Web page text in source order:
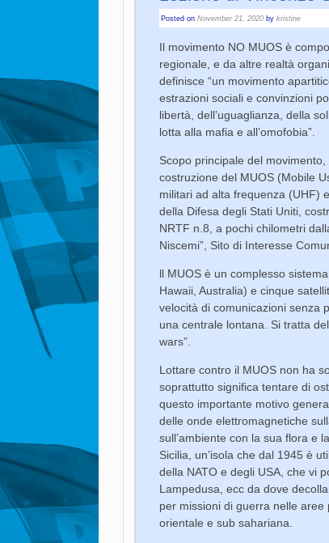
Posted onNovember 21, 2020 bykristine
Il movimento NO MUOS è
regionale, e da altre realtà
definisce “un movimento
estrazioni sociali e convinzioni
libertà, dell’uguaglianza, della
lotta alla mafia e all’omofobia”.
Scopo principale del
costruzione del MUOS (Mobile
militari ad alta frequenza (UHF)
della Difesa degli Stati Uniti,
NRTF n.8, a pochi chilometri
Niscemi”, Sito di Interesse
ll MUOS è un complesso
Hawaii, Australia) e cinque
velocità di comunicazioni senza
una centrale lontana. Si tratta
wars”.
Lottare contro il MUOS non ha
soprattutto significa tentare di
questo importante motivo
delle onde elettromagnetiche
sull’ambiente con la sua flora e
Sicilia, un’isola che dal 1945 è
della NATO e degli USA, che vi
Lampedusa, ecc da dove
per missioni di guerra nelle aree
orientale e sub sahariana.